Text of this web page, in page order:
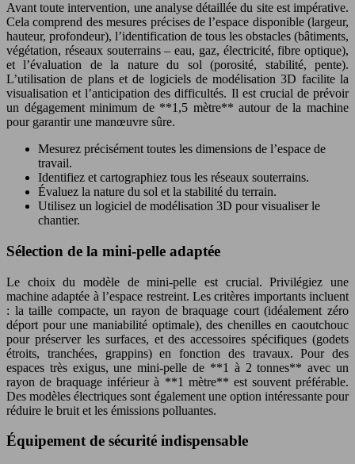
Avant toute intervention, une analyse détaillée du site est impérative.
Cela comprend des mesures précises de l’espace disponible (largeur,
hauteur, profondeur), l’identification de tous les obstacles (bâtiments,
végétation, réseaux souterrains – eau, gaz, électricité, fibre optique),
et l’évaluation de la nature du sol (porosité, stabilité, pente).
L’utilisation de plans et de logiciels de modélisation 3D facilite la
visualisation et l’anticipation des difficultés. Il est crucial de prévoir
un dégagement minimum de **1,5 mètre** autour de la machine
pour garantir une manœuvre sûre.
Mesurez précisément toutes les dimensions de l’espace de
travail.
Identifiez et cartographiez tous les réseaux souterrains.
Évaluez la nature du sol et la stabilité du terrain.
Utilisez un logiciel de modélisation 3D pour visualiser le
chantier.
Sélection de la mini-pelle adaptée
Le choix du modèle de mini-pelle est crucial. Privilégiez une
machine adaptée à l’espace restreint. Les critères importants incluent
: la taille compacte, un rayon de braquage court (idéalement zéro
déport pour une maniabilité optimale), des chenilles en caoutchouc
pour préserver les surfaces, et des accessoires spécifiques (godets
étroits, tranchées, grappins) en fonction des travaux. Pour des
espaces très exigus, une mini-pelle de **1 à 2 tonnes** avec un
rayon de braquage inférieur à **1 mètre** est souvent préférable.
Des modèles électriques sont également une option intéressante pour
réduire le bruit et les émissions polluantes.
Équipement de sécurité indispensable